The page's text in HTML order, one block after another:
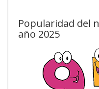
Popularidad del
año 2025